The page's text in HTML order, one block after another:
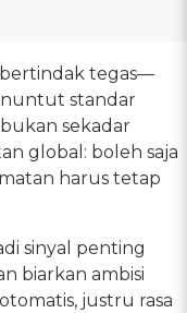
tegas—
standar
sekadar
global: boleh saja
harus tetap
sinyal penting
biarkan ambisi
justru rasa